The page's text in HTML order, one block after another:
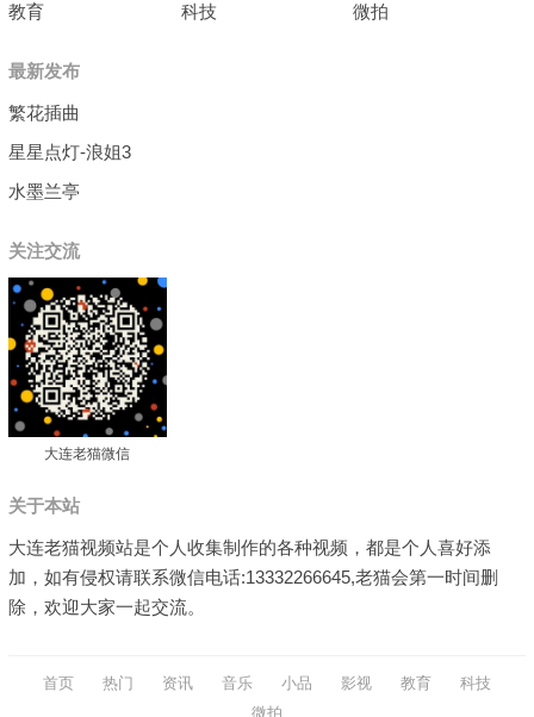
教育
科技 微拍
最新发布
繁花插曲
星星点灯-浪姐3
水墨兰亭
关注交流
大连老猫微信
关于本站
大连老猫视频站是个人收集制作的各种视频，都是个人喜好添
加，如有侵权请联系微信电话:13332266645,老猫会第一时间删
除，欢迎大家一起交流。
首页 热门 资讯 音乐 小品 影视 教育
科技
微拍